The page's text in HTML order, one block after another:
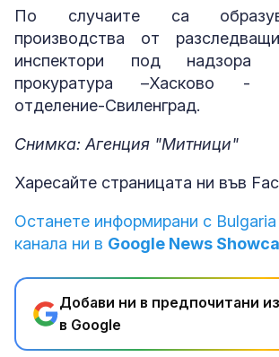
По случаите са
производства от
инспектори под надзора
прокуратура –Хасково -
отделение-Свиленград.
Снимка: Агенция "Митници"
Харесайте страницата ни във
Останете информирани с
канала ни в Google News
Добави ни в предпочитани
в Google